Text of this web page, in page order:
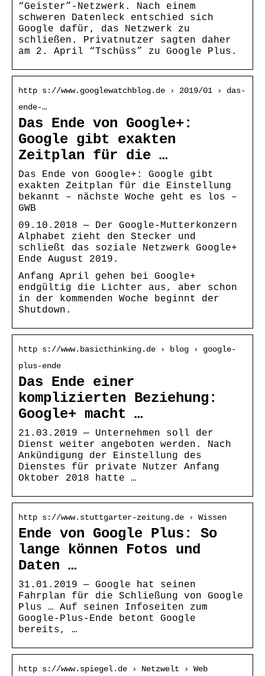
“Geister”-Netzwerk. Nach einem
schweren Datenleck entschied sich
Google dafür, das Netzwerk zu
schließen. Privatnutzer sagten daher
am 2. April “Tschüss” zu Google Plus.
http s://www.googlewatchblog.de › 2019/01 › das-
ende-…
Das Ende von Google+:
Google gibt exakten
Zeitplan für die …
Das Ende von Google+: Google gibt
exakten Zeitplan für die Einstellung
bekannt – nächste Woche geht es los –
GWB
09.10.2018 — Der Google-Mutterkonzern
Alphabet zieht den Stecker und
schließt das soziale Netzwerk Google+
Ende August 2019.
Anfang April gehen bei Google+
endgültig die Lichter aus, aber schon
in der kommenden Woche beginnt der
Shutdown.
http s://www.basicthinking.de › blog › google-
plus-ende
Das Ende einer
komplizierten Beziehung:
Google+ macht …
21.03.2019 — Unternehmen soll der
Dienst weiter angeboten werden. Nach
Ankündigung der Einstellung des
Dienstes für private Nutzer Anfang
Oktober 2018 hatte …
http s://www.stuttgarter-zeitung.de › Wissen
Ende von Google Plus: So
lange können Fotos und
Daten …
31.01.2019 — Google hat seinen
Fahrplan für die Schließung von Google
Plus … Auf seinen Infoseiten zum
Google-Plus-Ende betont Google
bereits, …
http s://www.spiegel.de › Netzwelt › Web